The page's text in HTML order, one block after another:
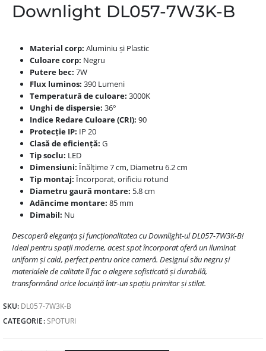
Downlight DL057-7W3K-B
Material corp: Aluminiu și Plastic
Culoare corp: Negru
Putere bec: 7W
Flux luminos: 390 Lumeni
Temperatură de culoare: 3000K
Unghi de dispersie: 36°
Indice Redare Culoare (CRI): 90
Protecție IP: IP 20
Clasă de eficiență: G
Tip soclu: LED
Dimensiuni: Înălțime 7 cm, Diametru 6.2 cm
Tip montaj: Încorporat, orificiu rotund
Diametru gaură montare: 5.8 cm
Adâncime montare: 85 mm
Dimabil: Nu
Descoperă eleganța și funcționalitatea cu Downlight-ul DL057-7W3K-B!
Ideal pentru spații moderne, acest spot încorporat oferă un iluminat
uniform și cald, perfect pentru orice cameră. Designul său negru și
materialele de calitate îl fac o alegere sofisticată și durabilă,
transformând orice locuință într-un spațiu primitor și stilat.
SKU: DL057-7W3K-B
CATEGORIE:SPOTURI